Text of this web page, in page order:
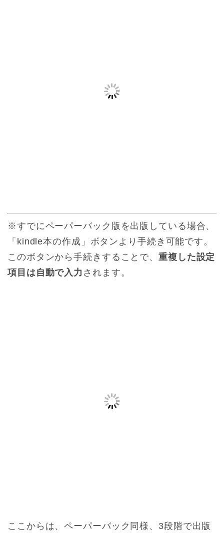
※すでにペーパーバック版を出版している場合、
「kindle本の作成」ボタンより手続き可能です。
このボタンから手続きすることで、重複した設定
項目は自動で入力 されます。
ここからは、ペーパーバック同様、3段階で出版